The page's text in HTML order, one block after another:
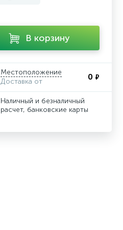
В корзину
Местоположение
Доставка от
0 ₽
Наличный и безналичный
расчет, банковские карты